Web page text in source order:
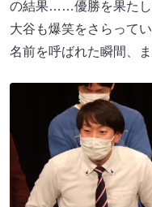
の結果……優勝を果た
大谷も爆笑をさらって
名前を呼ばれた瞬間、